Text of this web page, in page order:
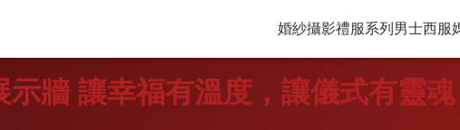
婚紗攝影禮服系列 男士西服
牆 讓幸福有溫度，讓儀式有靈魂
婚紗攝影禮服系列 男士西服